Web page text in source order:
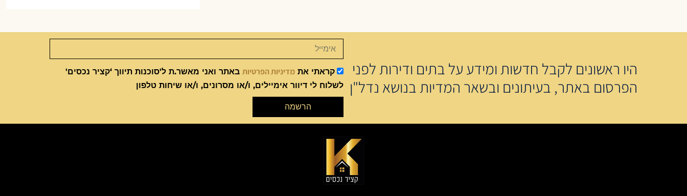
היו ראשונים לקבל חדשות ומידע על בתים ודירות לפני
הפרסום באתר, בעיתונים ובשאר המדיות בנושא נדל"ן
קראתי את מדיניות הפרטיות באתר ואני מאשר.ת ל'סוכנות תיווך ‘קציר נכסים'
לשלוח לי דיוור אימיילים, ו/או מסרונים, ו/או שיחות טלפון
הרשמה